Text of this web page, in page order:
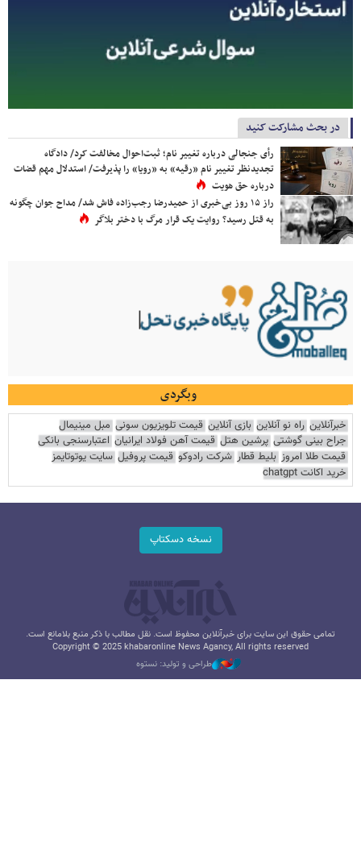
در بحث مشارکت کنید
رأی جنجالی درباره تغییر نام؛ ثبت‌احوال مخالفت کرد/ دادگاه
تجدیدنظر تغییر نام «رقیه» به «رویا» را پذیرفت/ استدلال مهم قضات
درباره حق هویت
راز ۱۵ روز بی‌خبری از حمیدرضا رجب‌زاده فاش شد/ مداح جوان چگونه
به قتل رسید؟ روایت یک قرار مرگ با دختر بلاگر
وبگردی
خبرآنلاین راه نو آنلاین بازی آنلاین قیمت تلویزیون سونی مبل مینیمال
جراح بینی گوشتی پرشین هتل قیمت آهن فولاد ایرانیان اعتبارسنجی بانکی
قیمت طلا امروز بلیط قطار شرکت رادوکو قیمت پروفیل سایت یوتوتایمز
خرید اکانت chatgpt
نسخه دسکتاپ
تمامی حقوق این سایت برای خبرآنلاین محفوظ است. نقل مطالب با ذکر منبع بلامانع است.
Copyright © 2025 khabaronline News Agancy, All rights reserved
طراحی و تولید: نستوه